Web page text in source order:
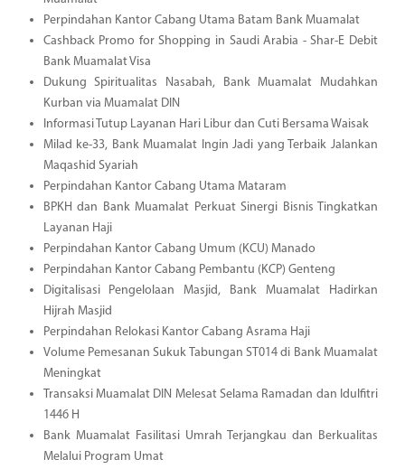
Perpindahan Kantor Cabang Utama Batam Bank Muamalat
Cashback Promo for Shopping in Saudi Arabia - Shar-E Debit
Bank Muamalat Visa
Dukung Spiritualitas Nasabah, Bank Muamalat Mudahkan
Kurban via Muamalat DIN
Informasi Tutup Layanan Hari Libur dan Cuti Bersama Waisak
Milad ke-33, Bank Muamalat Ingin Jadi yang Terbaik Jalankan
Maqashid Syariah
Perpindahan Kantor Cabang Utama Mataram
BPKH dan Bank Muamalat Perkuat Sinergi Bisnis Tingkatkan
Layanan Haji
Perpindahan Kantor Cabang Umum (KCU) Manado
Perpindahan Kantor Cabang Pembantu (KCP) Genteng
Digitalisasi Pengelolaan Masjid, Bank Muamalat Hadirkan
Hijrah Masjid
Perpindahan Relokasi Kantor Cabang Asrama Haji
Volume Pemesanan Sukuk Tabungan ST014 di Bank Muamalat
Meningkat
Transaksi Muamalat DIN Melesat Selama Ramadan dan Idulfitri
1446 H
Bank Muamalat Fasilitasi Umrah Terjangkau dan Berkualitas
Melalui Program Umat